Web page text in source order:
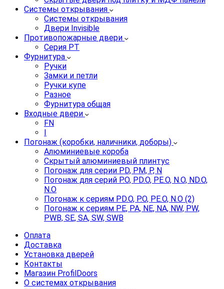
Системы открывания
Системы открывания
Двери Invisible
Противопожарные двери
Серия PT
Фурнитура
Ручки
Замки и петли
Ручки купе
Разное
Фурнитура общая
Входные двери
FN
I
Погонаж (коробки, наличники, доборы)
Алюминиевые короба
Скрытый алюминиевый плинтус
Погонаж для серии PD, PM, P, N
Погонаж для серий P.O, PD.O, PE.O, N.O, ND.O,
N.O
Погонаж к сериям PD.O, P.O, PE.O, N.O (2)
Погонаж к сериям PE, PA, NE, NA, NW, PW,
PWB, SE, SA, SW, SWB
Оплата
Доставка
Установка дверей
Контакты
Магазин ProfilDoors
О системах открывания